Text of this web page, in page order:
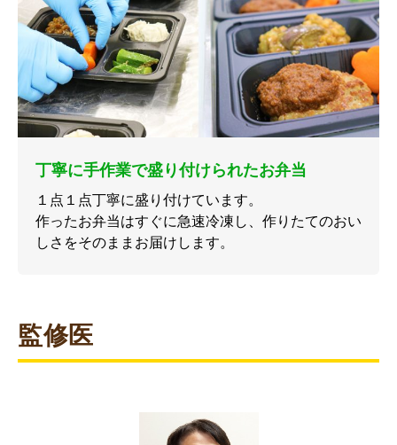
丁寧に手作業で盛り付けられたお弁当
１点１点丁寧に盛り付けています。
作ったお弁当はすぐに急速冷凍し、作りたてのおい
しさをそのままお届けします。
監修医